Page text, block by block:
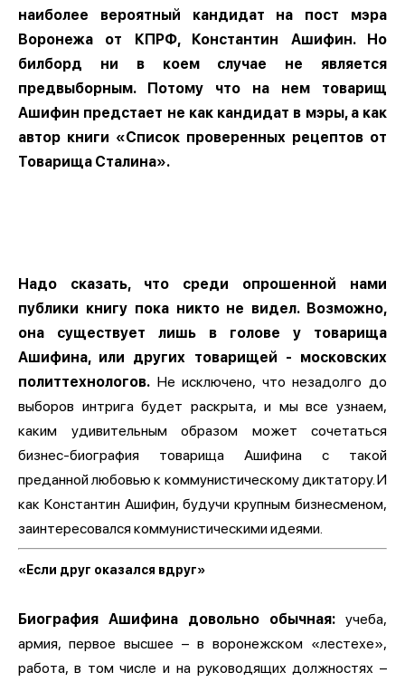
наиболее вероятный кандидат на пост мэра
Воронежа от КПРФ, Константин Ашифин. Но
билборд ни в коем случае не является
предвыборным. Потому что на нем товарищ
Ашифин предстает не как кандидат в мэры, а как
автор книги «Список проверенных рецептов от
Товарища Сталина».
Надо сказать, что среди опрошенной нами
публики книгу пока никто не видел. Возможно,
она существует лишь в голове у товарища
Ашифина, или других товарищей - московских
политтехнологов. Не исключено, что незадолго до
выборов интрига будет раскрыта, и мы все узнаем,
каким удивительным образом может сочетаться
бизнес-биография товарища Ашифина с такой
преданной любовью к коммунистическому диктатору. И
как Константин Ашифин, будучи крупным бизнесменом,
заинтересовался коммунистическими идеями.
«Если друг оказался вдруг»
Биография Ашифина довольно обычная: учеба,
армия, первое высшее – в воронежском «лестехе»,
работа, в том числе и на руководящих должностях –